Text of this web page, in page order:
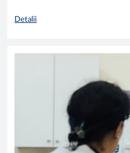
Detalii